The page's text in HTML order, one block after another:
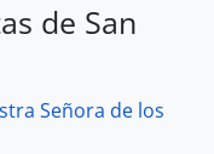
de San
Señora de los